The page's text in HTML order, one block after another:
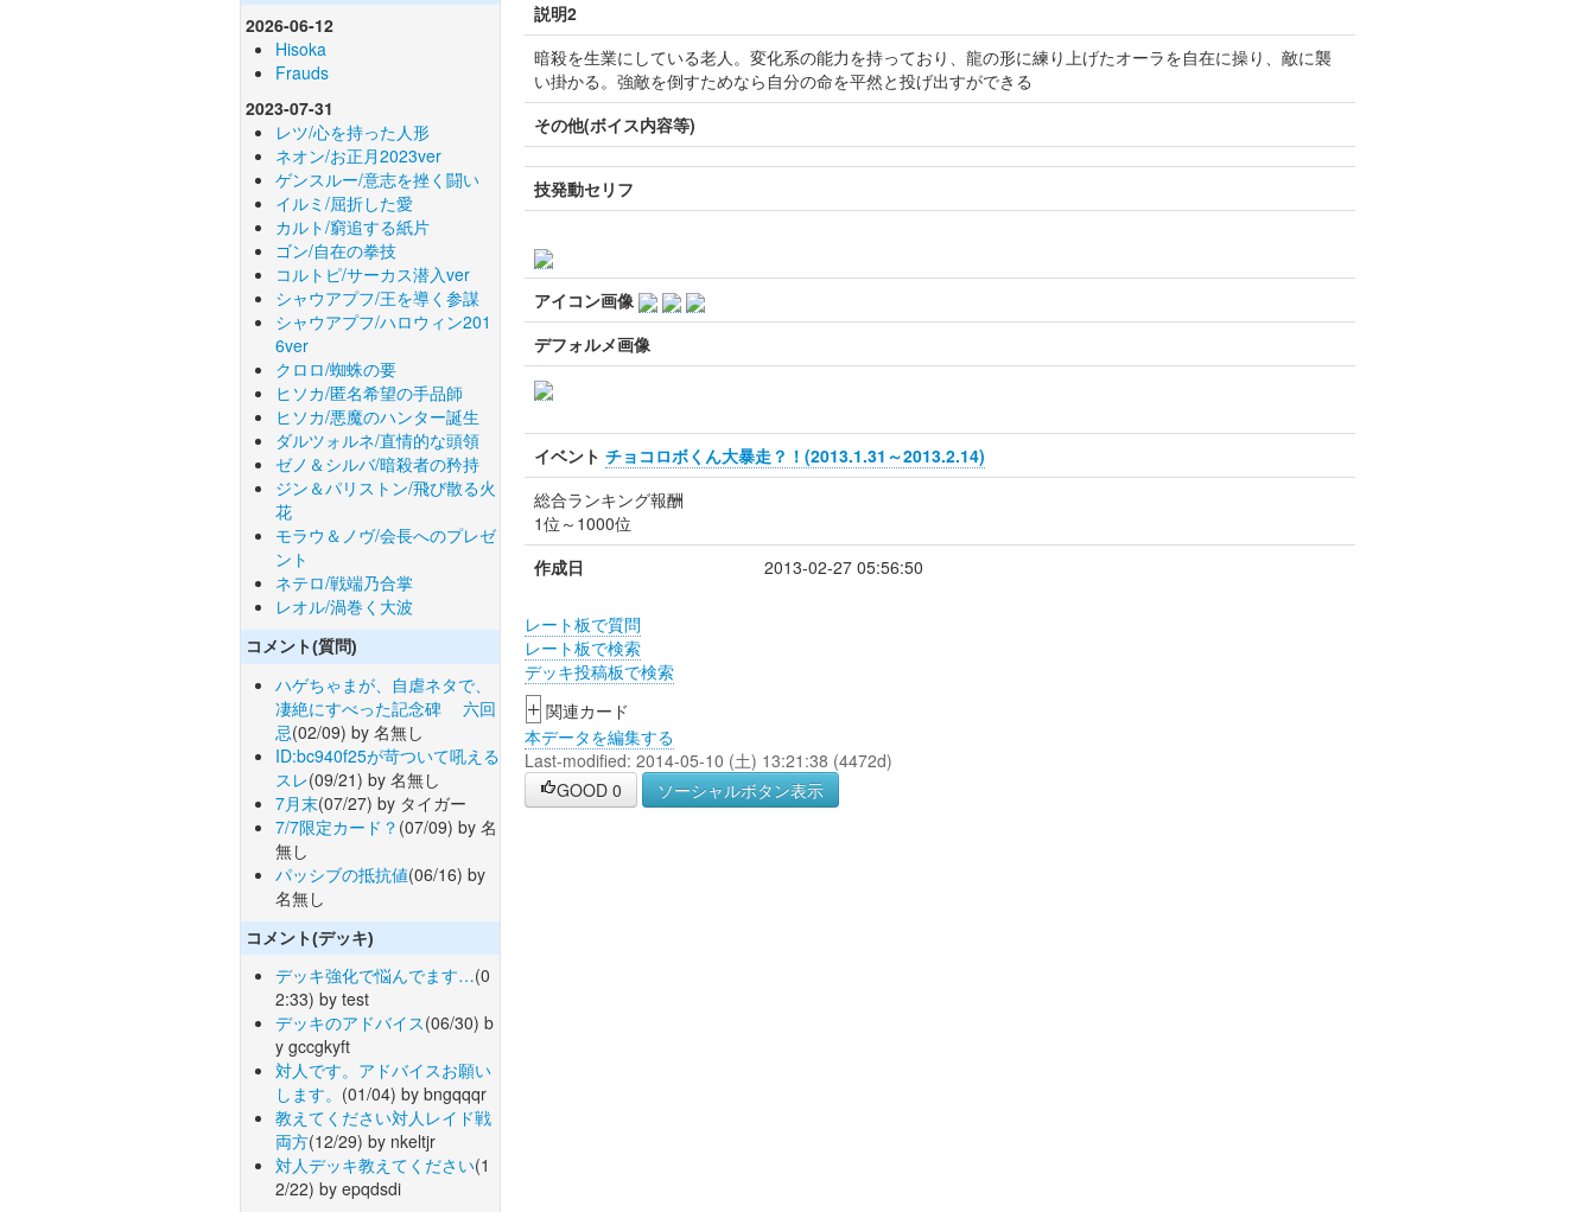
2026-06-12
Hisoka
Frauds
2023-07-31
レツ/心を持った人形
ネオン/お正月2023ver
ゲンスルー/意志を挫く闘い
イルミ/屈折した愛
カルト/窮追する紙片
ゴン/自在の拳技
コルトピ/サーカス潜入ver
シャウアプフ/王を導く参謀
シャウアプフ/ハロウィン201
6ver
クロロ/蜘蛛の要
ヒソカ/匿名希望の手品師
ヒソカ/悪魔のハンター誕生
ダルツォルネ/直情的な頭領
ゼノ＆シルバ/暗殺者の矜持
ジン＆パリストン/飛び散る火
花
モラウ＆ノヴ/会長へのプレゼ
ント
ネテロ/戦端乃合掌
レオル/渦巻く大波
コメント(質問)
ハゲちゃまが、自虐ネタで、
凄絶にすべった記念碑 六回
忌(02/09) by 名無し
ID:bc940f25が苛ついて吼える
スレ(09/21) by 名無し
7月末(07/27) by タイガー
7/7限定カード？ (07/09) by 名
無し
パッシブの抵抗値(06/16) by
名無し
コメント(デッキ)
デッキ強化で悩んでます…(0
2:33) by test
デッキのアドバイス(06/30) b
y gccgkyft
対人です。アドバイスお願い
します。 (01/04) by bngqqqr
教えてください対人レイド戦
両方(12/29) by nkeltjr
対人デッキ教えてください(1
2/22) by epqdsdi
説明2
暗殺を生業にしている老人。変化系の能力を持っており、龍の形に練り上げたオーラを自在に操り、敵に襲
い掛かる。強敵を倒すためなら自分の命を平然と投げ出すができる
その他(ボイス内容等)
技発動セリフ
アイコン画像
デフォルメ画像
イベント チョコロボくん大暴走？！(2013.1.31～2013.2.14)
総合ランキング報酬
1位～1000位
作成日
2013-02-27 05:56:50
レート板で質問
レート板で検索
デッキ投稿板で検索
+ 関連カード
本データを編集する
Last-modified: 2014-05-10 (土) 13:21:38 (4472d)
GOOD 0 ソーシャルボタン表示